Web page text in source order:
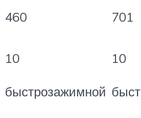
460
701
10 10
быстрозажимной